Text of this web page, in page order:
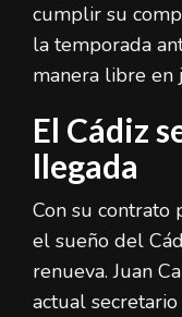
cumplir su
la temporada
manera libre en
El Cádiz
llegada
Con su contrato
el sueño del
renueva. Juan
actual